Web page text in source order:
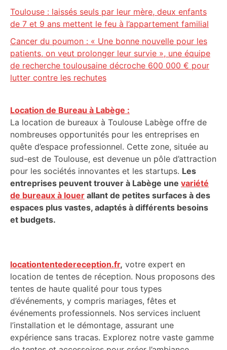
Toulouse : laissés seuls par leur mère, deux enfants
de 7 et 9 ans mettent le feu à l’appartement familial
Cancer du poumon : « Une bonne nouvelle pour les
patients, on veut prolonger leur survie », une équipe
de recherche toulousaine décroche 600 000 € pour
lutter contre les rechutes
Location de Bureau à Labège :
La location de bureaux à Toulouse Labège offre de
nombreuses opportunités pour les entreprises en
quête d’espace professionnel. Cette zone, située au
sud-est de Toulouse, est devenue un pôle d’attraction
pour les sociétés innovantes et les startups. Les
entreprises peuvent trouver à Labège une variété
de bureaux à louer allant de petites surfaces à des
espaces plus vastes, adaptés à différents besoins
et budgets.
locationtentedereception.fr, votre expert en
location de tentes de réception. Nous proposons des
tentes de haute qualité pour tous types
d’événements, y compris mariages, fêtes et
événements professionnels. Nos services incluent
l’installation et le démontage, assurant une
expérience sans tracas. Explorez notre vaste gamme